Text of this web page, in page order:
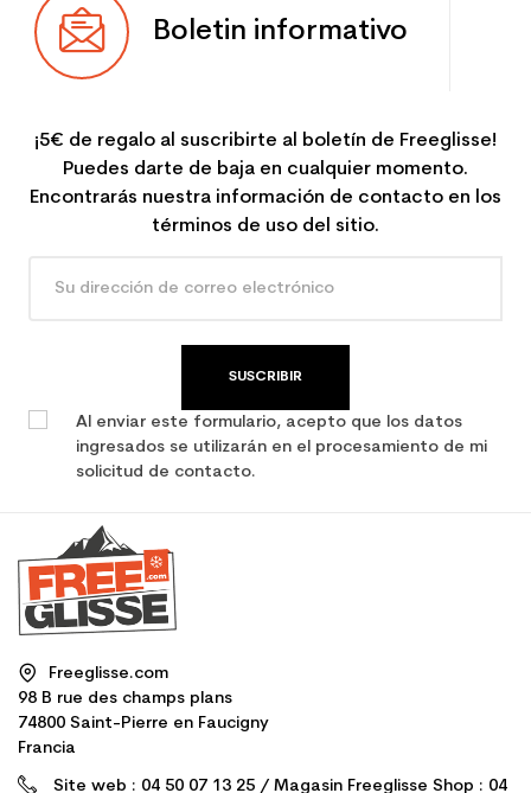
Boletin informativo
¡5€ de regalo al suscribirte al boletín de Freeglisse!
Puedes darte de baja en cualquier momento.
Encontrarás nuestra información de contacto en los
términos de uso del sitio.
SUSCRIBIR
Al enviar este formulario, acepto que los datos
ingresados se utilizarán en el procesamiento de mi
solicitud de contacto.
Freeglisse.com
98 B rue des champs plans
74800 Saint-Pierre en Faucigny
Francia
Site web : 04 50 07 13 25 / Magasin Freeglisse Shop : 04